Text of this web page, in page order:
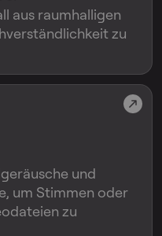
und
um Stimmen oder
zu
aus raumhalligen
zu